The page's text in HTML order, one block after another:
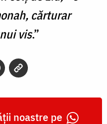
cărturar
vis.”
noastre pe